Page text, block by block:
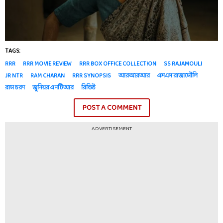
TAGS:
RRR
RRR MOVIE REVIEW RRR BOX OFFICE COLLECTION
SS RAJAMOULI
JR NTR
RAM CHARAN RRR SYNOPSIS আরআরআর
এসএস রাজামৌলি
রাম চরণ
জুনিয়র এনটিআর রিভিউ
POST A COMMENT
ADVERTISEMENT